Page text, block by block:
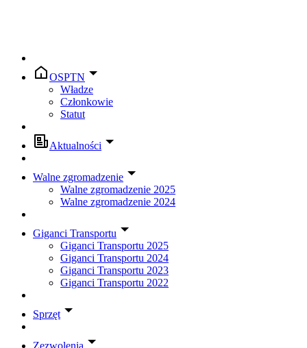
OSPTN
Władze
Członkowie
Statut
Aktualności
Walne zgromadzenie
Walne zgromadzenie 2025
Walne zgromadzenie 2024
Giganci Transportu
Giganci Transportu 2025
Giganci Transportu 2024
Giganci Transportu 2023
Giganci Transportu 2022
Sprzęt
Zezwolenia